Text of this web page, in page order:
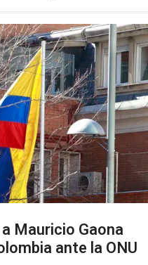
Mauricio Gaona
ante la ONU